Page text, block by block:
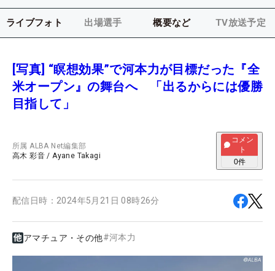
ライブフォト 出場選手 概要など TV放送予定
[写真] “瞑想効果”で河本力が目標だった『全
米オープン』の舞台へ 「出るからには優勝
目指して」
所属ALBA Net編集部
高木 彩音 /Ayane Takagi
コメン
ト
0件
配信日時： 2024年5月21日 08時26分
アマチュア・その他#河本力